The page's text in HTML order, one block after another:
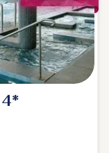
4*